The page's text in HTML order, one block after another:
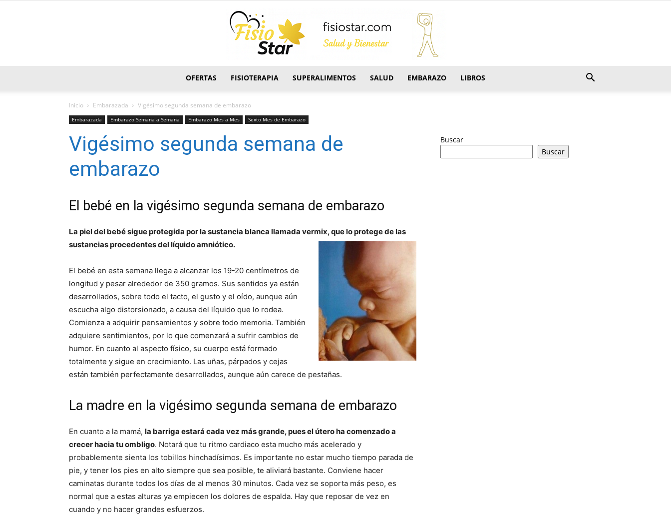
OFERTAS FISIOTERAPIA SUPERALIMENTOS SALUD EMBARAZO LIBROS
Inicio Embarazada Vigésimo segunda semana de embarazo
Embarazada Embarazo Semana a Semana Embarazo Mes a Mes Sexto Mes de Embarazo
Vigésimo segunda semana de
embarazo
El bebé en la vigésimo segunda semana de embarazo
La piel del bebé sigue protegida por la sustancia blanca llamada vermix, que lo protege de las
sustancias procedentes del líquido amniótico.
El bebé en esta semana llega a alcanzar los 19-20 centímetros de
longitud y pesar alrededor de 350 gramos. Sus sentidos ya están
desarrollados, sobre todo el tacto, el gusto y el oído, aunque aún
escucha algo distorsionado, a causa del líquido que lo rodea.
Comienza a adquirir pensamientos y sobre todo memoria. También
adquiere sentimientos, por lo que comenzará a sufrir cambios de
humor. En cuanto al aspecto físico, su cuerpo está formado
totalmente y sigue en crecimiento. Las uñas, párpados y cejas
están también perfectamente desarrollados, aunque aún carece de pestañas.
La madre en la vigésimo segunda semana de embarazo
En cuanto a la mamá, la barriga estará cada vez más grande, pues el útero ha comenzado a
crecer hacia tu ombligo. Notará que tu ritmo cardiaco esta mucho más acelerado y
probablemente sienta los tobillos hinchadísimos. Es importante no estar mucho tiempo parada de
pie, y tener los pies en alto siempre que sea posible, te aliviará bastante. Conviene hacer
caminatas durante todos los días de al menos 30 minutos. Cada vez se soporta más peso, es
normal que a estas alturas ya empiecen los dolores de espalda. Hay que reposar de vez en
cuando y no hacer grandes esfuerzos.
Buscar
Buscar